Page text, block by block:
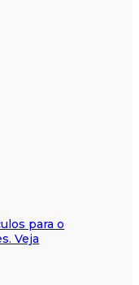
para o
Veja